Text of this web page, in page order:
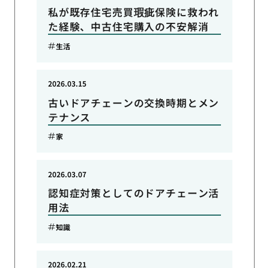
私が既存住宅売買瑕疵保険に救われ
た経験、中古住宅購入の不安解消
生活
古いドアチェーンの交換時期とメン
テナンス
2026.03.15
家
認知症対策としてのドアチェーン活
用法
2026.03.07
知識
2026.02.21